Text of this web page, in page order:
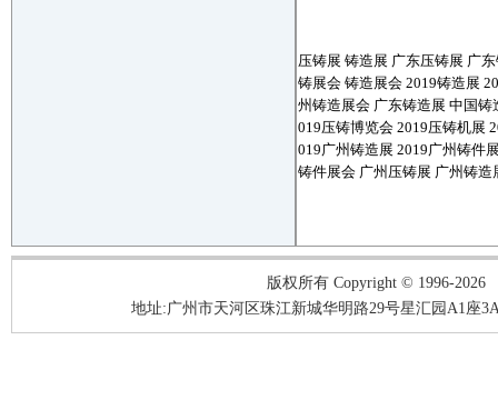
压铸展 铸造展 广东压铸展 广
铸展会 铸造展会 2019铸造展
州铸造展会 广东铸造展 中国
019压铸博览会 2019压铸机展
019广州铸造展 2019广州铸件
铸件展会 广州压铸展 广州铸
版权所有 Copyright © 1996-2026
地址:广州市天河区珠江新城华明路29号星汇园A1座